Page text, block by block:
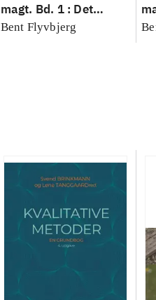
magt. Bd. 1 : Det
konkretes videnskab
Bent Flyvbjerg